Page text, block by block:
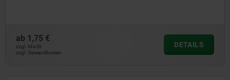
ab 1,75 €
zzgl. MwSt.
zzgl. Versandkosten
DETAILS